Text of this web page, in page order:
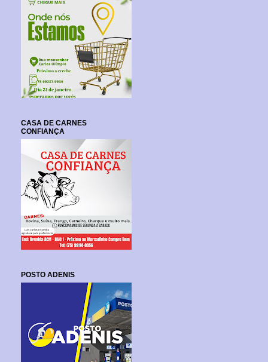
CASA DE CARNES
CONFIANÇA
POSTO ADENIS